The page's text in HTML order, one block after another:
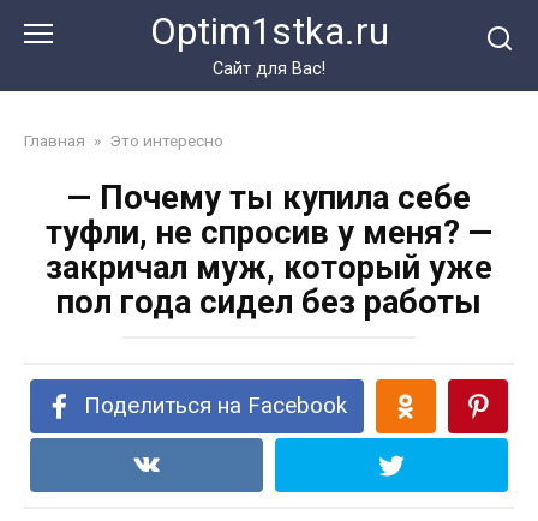
Optim1stka.ru
Сайт для Вас!
Главная » Это интересно
— Почему ты купила себе
туфли, не спросив у меня? —
закричал муж, который уже
пол года сидел без работы
Поделиться на Facebook